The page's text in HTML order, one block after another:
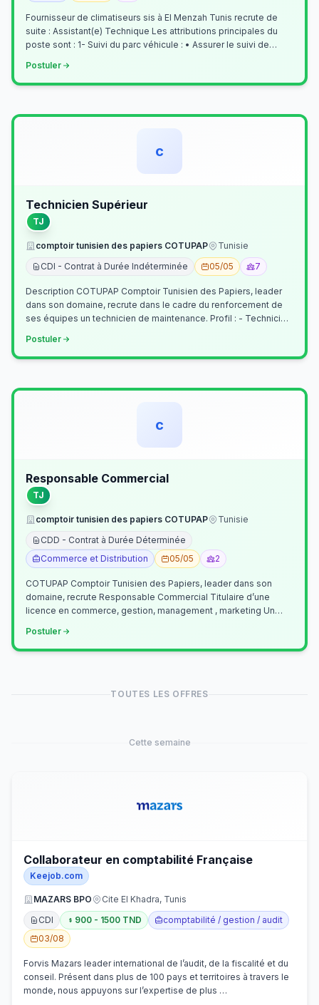
Fournisseur de climatiseurs sis à El Menzah Tunis recrute de
suite : Assistant(e) Technique Les attributions principales du
poste sont : 1- Suivi du parc véhicule : • Assurer le suivi de
Postuler
c
Technicien Supérieur
TJ
comptoir tunisien des papiers COTUPAP
Tunisie
CDI - Contrat à Durée Indéterminée
05/05 7
Description COTUPAP Comptoir Tunisien des Papiers, leader
dans son domaine, recrute dans le cadre du renforcement de
ses équipes un technicien de maintenance. Profil : - Technicien
Postuler
c
Responsable Commercial
TJ
comptoir tunisien des papiers COTUPAP
Tunisie
CDD - Contrat à Durée Déterminée
Commerce et Distribution
05/05 2
COTUPAP Comptoir Tunisien des Papiers, leader dans son
domaine, recrute Responsable Commercial Titulaire d’une
licence en commerce, gestion, management , marketing Un
Postuler
TOUTES LES OFFRES
Cette semaine
Collaborateur en comptabilité Française
Keejob.com
MAZARS BPO
Cite El Khadra, Tunis
CDI
900 - 1500 TND
comptabilité / gestion / audit
03/08
Forvis Mazars leader international de l’audit, de la fiscalité et du
conseil. Présent dans plus de 100 pays et territoires à travers le
monde, nous appuyons sur l’expertise de plus …